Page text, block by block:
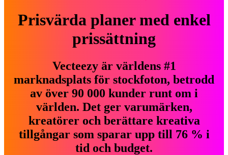
Prisvärda planer med enkel
prissättning
Vecteezy är världens #1
marknadsplats för stockfoton, betrodd
av över 90 000 kunder runt om i
världen. Det ger varumärken,
kreatörer och berättare kreativa
tillgångar som sparar upp till 76 % i
tid och budget.